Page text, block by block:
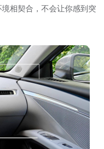
相契合，不会让你感到突